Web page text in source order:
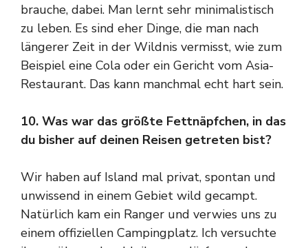
brauche, dabei. Man lernt sehr minimalistisch
zu leben. Es sind eher Dinge, die man nach
längerer Zeit in der Wildnis vermisst, wie zum
Beispiel eine Cola oder ein Gericht vom Asia-
Restaurant. Das kann manchmal echt hart sein.
10. Was war das größte Fettnäpfchen, in das
du bisher auf deinen Reisen getreten bist?
Wir haben auf Island mal privat, spontan und
unwissend in einem Gebiet wild gecampt.
Natürlich kam ein Ranger und verwies uns zu
einem offiziellen Campingplatz. Ich versuchte